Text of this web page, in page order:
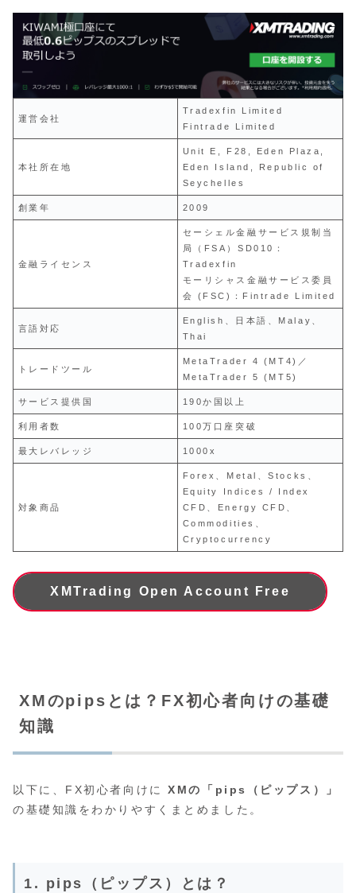
運営会社
Tradexfin Limited
Fintrade Limited
本社所在地
Unit E, F28, Eden Plaza,
Eden Island, Republic of
Seychelles
創業年 2009
金融ライセンス
セーシェル金融サービス規制当
局（FSA）SD010：
Tradexfin
モーリシャス金融サービス委員
会 (FSC)：Fintrade Limited
言語対応
English、日本語、Malay、
Thai
トレードツール
MetaTrader 4 (MT4)／
MetaTrader 5 (MT5)
サービス提供国 190か国以上
利用者数 100万口座突破
最大レバレッジ 1000x
対象商品
Forex、Metal、Stocks、
Equity Indices / Index
CFD、Energy CFD、
Commodities、
Cryptocurrency
XMTrading Open Account Free
XMのpipsとは？FX初心者向けの基礎
知識
以下に、FX初心者向けにXMの「pips（ピップス）」
の基礎知識をわかりやすくまとめました。
1. pips（ピップス）とは？